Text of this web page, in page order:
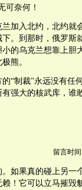
可奈何！
加入北约，北约就
。到那时，俄罗斯
的乌克兰想靠上胆
熊。
“制裁”永远没有任
强大的核武库，谁
留言时间
如果真的碰上另一
！它可以立马摧毁